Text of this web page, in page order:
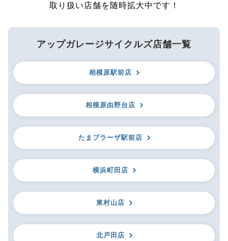
取り扱い店舗を随時拡大中です！
アップガレージサイクルズ店舗一覧
相模原駅前店
相模原由野台店
たまプラーザ駅前店
横浜町田店
東村山店
北戸田店